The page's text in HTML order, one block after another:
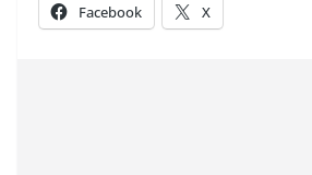
Facebook X